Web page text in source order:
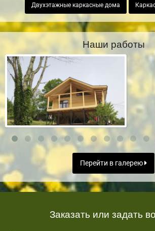
Двухэтажные каркасные дома
Наши работы
Перейти в галерею
Заказать или задать